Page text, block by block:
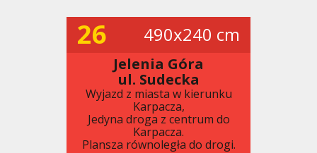
26 490x240 cm
Jelenia Góra
ul. Sudecka
Wyjazd z miasta w kierunku
Karpacza,
Jedyna droga z centrum do
Karpacza.
Plansza równoległa do drogi.